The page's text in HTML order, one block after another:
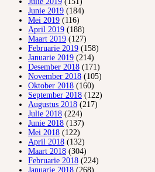
Junie 2019 (184)
Mei 2019 (116)
April 2019 (188)
Maart 2019 (127)
Februarie 2019 (158)
Januarie 2019 (214)
Desember 2018 (171)
November 2018 (105)
Oktober 2018 (160)
September 2018 (122)
Augustus 2018 (217)
Julie 2018 (224)
Junie 2018 (137)
Mei 2018 (122)
April 2018 (132)
Maart 2018 (304)
Februarie 2018 (224)
Januarie 2018 (268)